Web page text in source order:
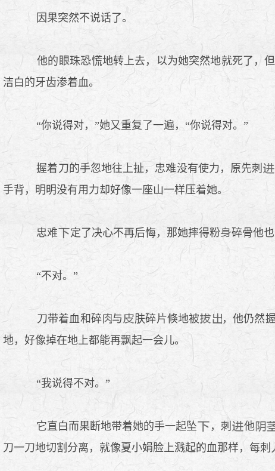
因果突然不说话了。
他的 珠恐慌地转上去，以为她突然地就死了，
洁白的牙齿渗着血。
“你说得对，”她又重复了一遍，“你说得对。”
握着刀的手忽地往上扯，忠难没有使力，原先刺
手背，明明没有用力却好像一座山一样压着她。
忠难 定了决心不再后悔，那她摔得粉 碎骨他
“不对。”
刀带着血和碎 与 肤碎片倏地被 ，他仍然
地，好像掉在地上都能再飘起一会儿。
“我说得不对。”
它直白而果断地带着她的手一起坠 ，刺 他
刀一刀地切割分离，就像夏小娟脸上溅起的血那样，每刺